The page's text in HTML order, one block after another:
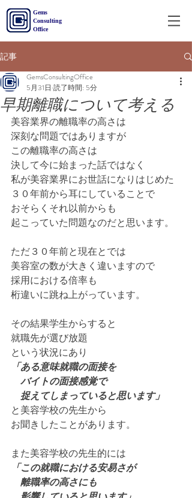
&
Gems
Consulting
Office
記事
早期離職について考える
GemsConsultingOffice
5月31日 読了時間: 5分
美容業界の離職率の高さは
深刻な問題ではありますが
この離職率の高さは
決して今に始まった話ではなく
私が美容業界にお世話になりはじめた
３０年前から耳にしていることで
おそらくそれ以前からも
起こっていた問題なのだと思います。
ただ３０年前と現在とでは
美容室の数が大きく違いますので
採用における倍率も
桁違いに跳ね上がっています。
その結果学生からすると
就職先が選び放題
という状況にあり
「ある意味就職の面接を
バイトの面接感覚で
捉えてしまっていると思います」
と美容学校の先生から
お聞きしたことがあります。
また美容学校の先生的には
「この就職における安易さが
離職率の高さにも